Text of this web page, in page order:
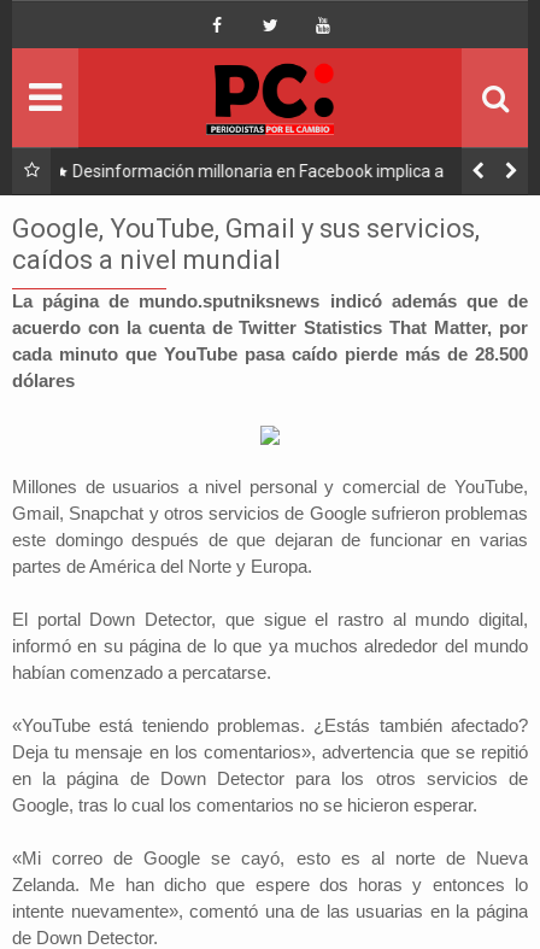
a
Caso consorcio: Abogado acusado reaparece y
su denuncia contra Coaquira
Google, YouTube, Gmail y sus servicios,
caídos a nivel mundial
La página de mundo.sputniksnews indicó además que de
acuerdo con la cuenta de Twitter Statistics That Matter, por
cada minuto que YouTube pasa caído pierde más de 28.500
dólares
Millones de usuarios a nivel personal y comercial de YouTube,
Gmail, Snapchat y otros servicios de Google sufrieron problemas
este domingo después de que dejaran de funcionar en varias
partes de América del Norte y Europa.
El portal Down Detector, que sigue el rastro al mundo digital,
informó en su página de lo que ya muchos alrededor del mundo
habían comenzado a percatarse.
«YouTube está teniendo problemas. ¿Estás también afectado?
Deja tu mensaje en los comentarios», advertencia que se repitió
en la página de Down Detector para los otros servicios de
Google, tras lo cual los comentarios no se hicieron esperar.
«Mi correo de Google se cayó, esto es al norte de Nueva
Zelanda. Me han dicho que espere dos horas y entonces lo
intente nuevamente», comentó una de las usuarias en la página
de Down Detector.
Portada
Ultimo
Economía
Mundo
Nacional